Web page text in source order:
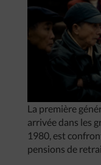
La première
arrivée dans les
1980, est
pensions de